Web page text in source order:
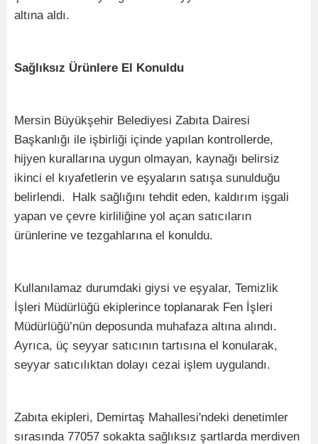
altına aldı.
Sağlıksız Ürünlere El Konuldu
Mersin Büyükşehir Belediyesi Zabıta Dairesi
Başkanlığı ile işbirliği içinde yapılan kontrollerde,
hijyen kurallarına uygun olmayan, kaynağı belirsiz
ikinci el kıyafetlerin ve eşyaların satışa sunulduğu
belirlendi. Halk sağlığını tehdit eden, kaldırım işgali
yapan ve çevre kirliliğine yol açan satıcıların
ürünlerine ve tezgahlarına el konuldu.
Kullanılamaz durumdaki giysi ve eşyalar, Temizlik
İşleri Müdürlüğü ekiplerince toplanarak Fen İşleri
Müdürlüğü’nün deposunda muhafaza altına alındı.
Ayrıca, üç seyyar satıcının tartısına el konularak,
seyyar satıcılıktan dolayı cezai işlem uygulandı.
Zabıta ekipleri, Demirtaş Mahallesi'ndeki denetimler
sırasında 77057 sokakta sağlıksız şartlarda merdiven